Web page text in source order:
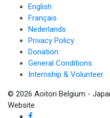
English
Français
Nederlands
Privacy Policy
Donation
General Conditions
Internship & Volunteer
© 2026 Aoitori Belgium -
Website